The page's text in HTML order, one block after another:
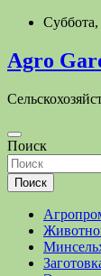
Перейти
содержимому
Суббота,
Agro
Поиск
Поиск